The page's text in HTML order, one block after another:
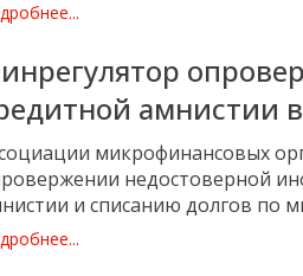
амнистии в
микрофинансовых
недостоверной
и списанию долгов по